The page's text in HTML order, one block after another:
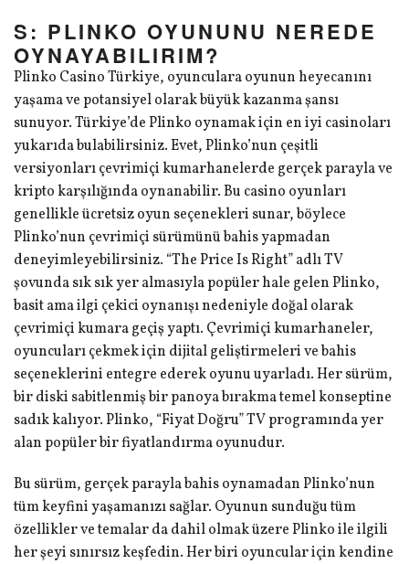
S: PLINKO OYUNUNU NEREDE
OYNAYABILIRIM?
Plinko Casino Türkiye, oyunculara oyunun heyecanını
yaşama ve potansiyel olarak büyük kazanma şansı
sunuyor. Türkiye’de Plinko oynamak için en iyi casinoları
yukarıda bulabilirsiniz. Evet, Plinko’nun çeşitli
versiyonları çevrimiçi kumarhanelerde gerçek parayla ve
kripto karşılığında oynanabilir. Bu casino oyunları
genellikle ücretsiz oyun seçenekleri sunar, böylece
Plinko’nun çevrimiçi sürümünü bahis yapmadan
deneyimleyebilirsiniz. “The Price Is Right” adlı TV
şovunda sık sık yer almasıyla popüler hale gelen Plinko,
basit ama ilgi çekici oynanışı nedeniyle doğal olarak
çevrimiçi kumara geçiş yaptı. Çevrimiçi kumarhaneler,
oyuncuları çekmek için dijital geliştirmeleri ve bahis
seçeneklerini entegre ederek oyunu uyarladı. Her sürüm,
bir diski sabitlenmiş bir panoya bırakma temel konseptine
sadık kalıyor. Plinko, “Fiyat Doğru” TV programında yer
alan popüler bir fiyatlandırma oyunudur.
Bu sürüm, gerçek parayla bahis oynamadan Plinko’nun
tüm keyfini yaşamanızı sağlar. Oyunun sunduğu tüm
özellikler ve temalar da dahil olmak üzere Plinko ile ilgili
her şeyi sınırsız keşfedin. Her biri oyuncular için kendine